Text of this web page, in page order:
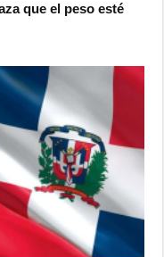
que el peso esté